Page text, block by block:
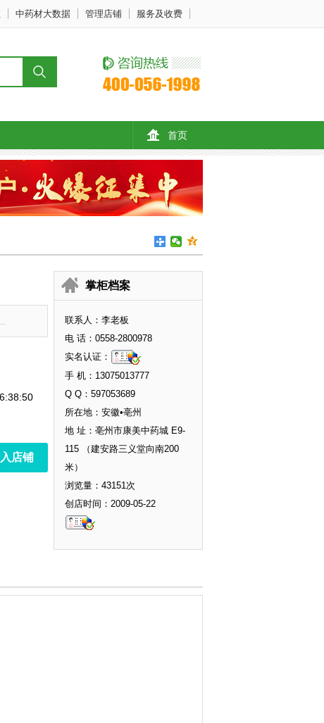
中药材大数据 管理店铺 服务及收费
首页
店铺
掌柜档案
联系人：李老板
电 话：0558-2800978
实名认证：
手 机：13075013777
Q Q：597053689
所在地：安徽•亳州
地 址：亳州市康美中药城 E9-
115 （建安路三义堂向南200
米）
浏览量：43151次
创店时间：2009-05-22